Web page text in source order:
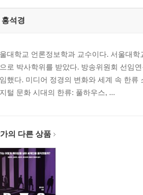
K-pop, and to the World
Transmedia
Transmedia Strategy
of BTS Transmedia
Layer: The Narratives of BTS as a Band
of BTS Transmedia Via Fan
3: The BTS Phenomenon through the
홍석경
대학교 언론정보학과 교수이다. 서울대
로 박사학위를 받았다. 방송위원회 선임
했다. 미디어 정경의 변화와 세계 속 한
털 문화 시대의 한류: 풀하우스, ...
의 다른 상품